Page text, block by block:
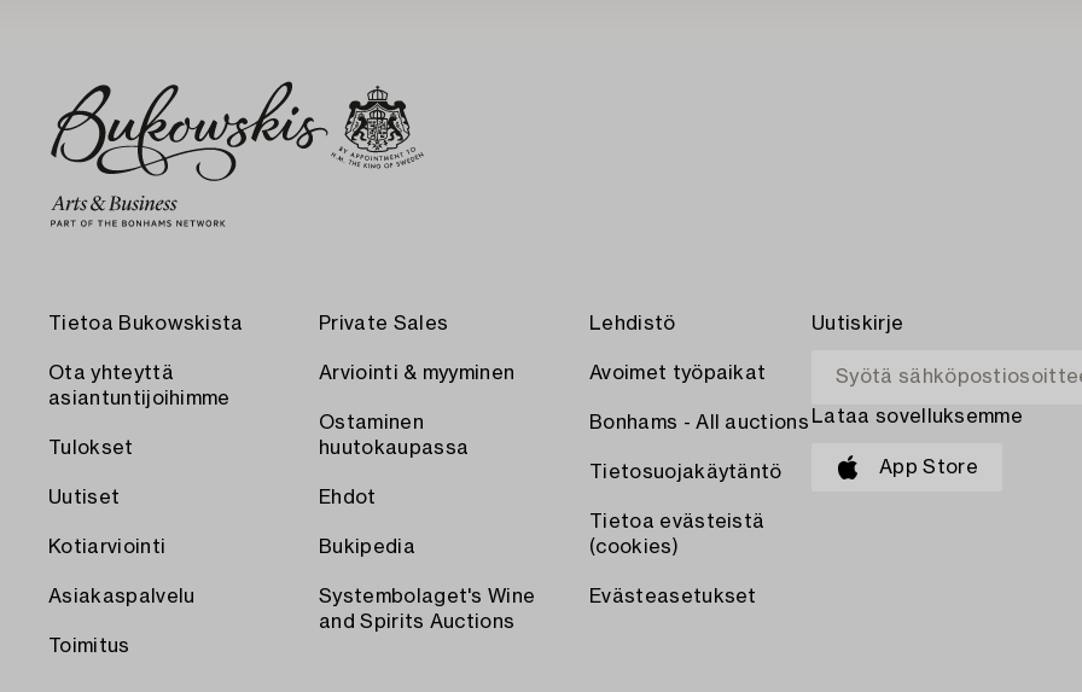
Tietoa Bukowskista
Ota yhteyttä
asiantuntijoihimme
Tulokset
Uutiset
Kotiarviointi
Asiakaspalvelu
Toimitus
Private Sales
Arviointi & myyminen
Ostaminen
huutokaupassa
Ehdot
Bukipedia
Systembolaget's Wine
and Spirits Auctions
Lehdistö
Avoimet työpaikat
Bonhams - All auctions
Tietosuojakäytäntö
Tietoa evästeistä
(cookies)
Evästeasetukset
Uutiskirje
Lataa sovelluksemme
App Store